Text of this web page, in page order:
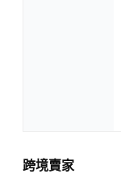
跨境賣家